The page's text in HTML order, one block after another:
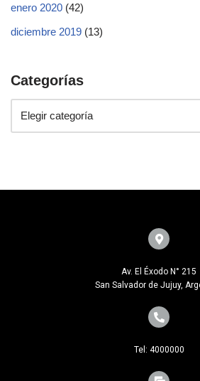
enero 2020 (42)
diciembre 2019 (13)
Categorías
Av. El Éxodo N° 215
San Salvador de Jujuy,
Tel: 4000000